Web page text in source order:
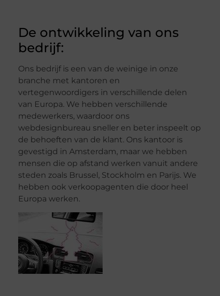
De ontwikkeling van ons
bedrijf:
Ons bedrijf is een van de weinige in onze
branche met kantoren en
vertegenwoordigers in verschillende delen
van Europa. We hebben verschillende
medewerkers, waardoor ons
webdesignbureau sneller en beter inspeelt op
de behoeften van de klant. Ons kantoor is
gevestigd in Amsterdam, maar we hebben
mensen die op afstand werken vanuit andere
steden zoals Brussel, Stockholm en Parijs. We
hebben ook verkoopagenten die door heel
Europa werken.